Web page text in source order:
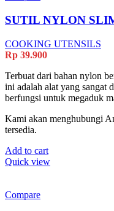
SUTIL NYLON
COOKING UTENSILS
Rp 39.900
Terbuat dari bahan nylon
ini adalah alat yang sangat
berfungsi untuk megaduk
Kami akan menghubungi
tersedia.
Add to cart
Quick view
Compare